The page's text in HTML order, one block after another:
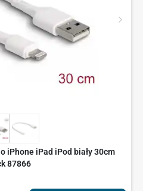
iPhone iPad iPod biały 30cm
87866